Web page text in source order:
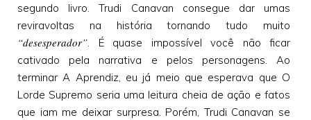
segundo livro. Trudi Canavan consegue dar umas
reviravoltas na história tornando tudo muito
“desesperador”. É quase impossível você não ficar
cativado pela narrativa e pelos personagens. Ao
terminar A Aprendiz, eu já meio que esperava que O
Lorde Supremo seria uma leitura cheia de ação e fatos
que iam me deixar surpresa. Porém, Trudi Canavan se